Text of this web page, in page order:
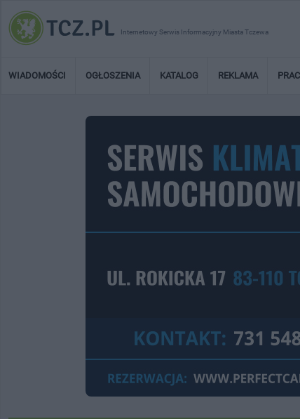
Internetowy Serwis Informacyjny Miasta Tczewa
WIADOMOŚCI OGŁOSZENIA KATALOG REKLAMA